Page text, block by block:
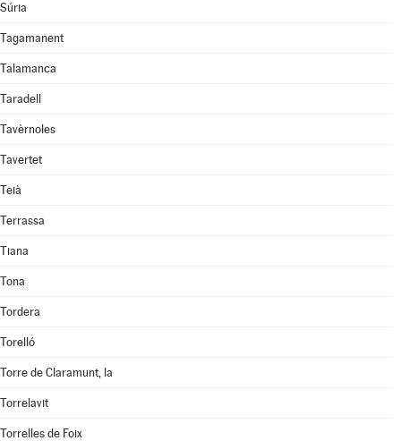
Súria
Tagamanent
Talamanca
Taradell
Tavèrnoles
Tavertet
Teià
Terrassa
Tiana
Tona
Tordera
Torelló
Torre de Claramunt, la
Torrelavit
Torrelles de Foix